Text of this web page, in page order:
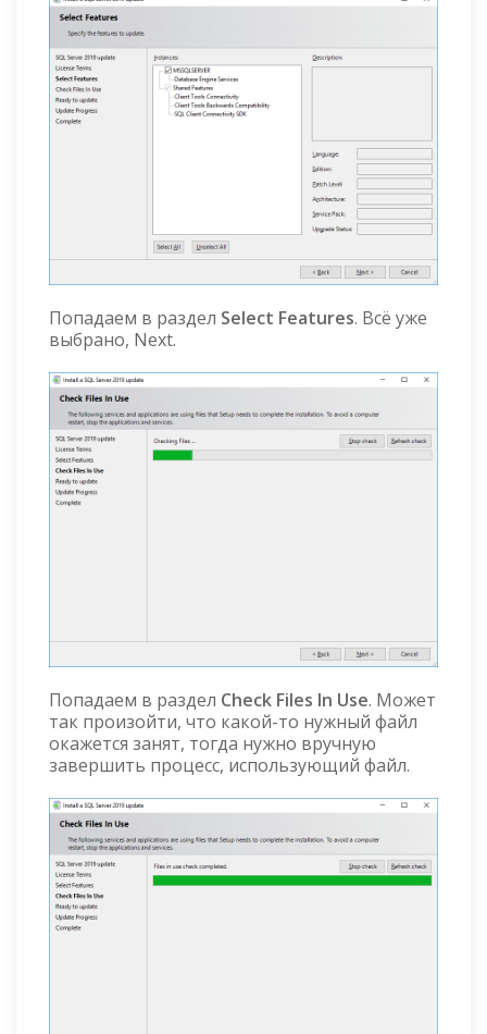
Попадаем в раздел Select Features. Всё уже
выбрано, Next.
Попадаем в раздел Check Files In Use. Может
так произойти, что какой-то нужный файл
окажется занят, тогда нужно вручную
завершить процесс, использующий файл.